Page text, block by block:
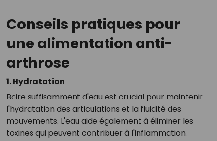
Conseils pratiques pour
une alimentation anti-
arthrose
1. Hydratation
Boire suffisamment d'eau est crucial pour maintenir
l'hydratation des articulations et la fluidité des
mouvements. L'eau aide également à éliminer les
toxines qui peuvent contribuer à l'inflammation.